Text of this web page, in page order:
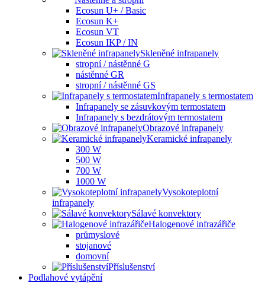
Ecosun U+ / Basic
Ecosun K+
Ecosun VT
Ecosun IKP / IN
Skleněné infrapanely
stropní / nástěnné G
nástěnné GR
stropní / nástěnné GS
Infrapanely s termostatem
Infrapanely se zásuvkovým termostatem
Infrapanely s bezdrátovým termostatem
Obrazové infrapanely
Keramické infrapanely
300 W
500 W
700 W
1000 W
Vysokoteplotní
infrapanely
Sálavé konvektory
Halogenové infrazářiče
průmyslové
stojanové
domovní
Příslušenství
Podlahové vytápění